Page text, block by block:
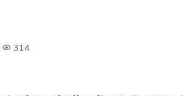
314